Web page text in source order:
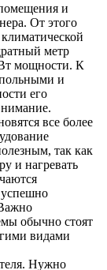
и
От этого
метр
мощности. К
и
его
все более
так как
и нагревать
обычно стоят
видами
Нужно